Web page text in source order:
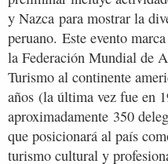
y Nazca para mostrar la
peruano. Este evento
la Federación Mundial de
Turismo al continente
años (la última vez fue en
aproximadamente 350
que posicionará al país
turismo cultural y